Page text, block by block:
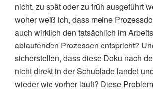
nicht, zu spät oder zu früh ausgeführt
woher weiß ich, dass meine
auch wirklich den tatsächlich im
ablaufenden Prozessen entspricht?
sicherstellen, dass diese Doku nach
nicht direkt in der Schublade landet
wieder wie vorher läuft? Diese